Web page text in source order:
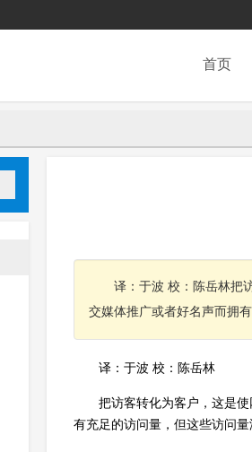
首页
译：于波 校：陈岳林把
交媒体推广或者好名声而拥
译：于波 校：陈岳林
把访客转化为客户，这是
有充足的访问量，但这些访问